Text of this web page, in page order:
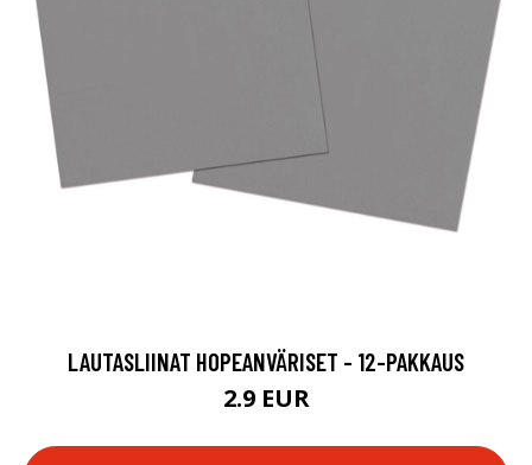
LAUTASLIINAT HOPEANVÄRISET - 12-PAKKAUS
2.9 EUR